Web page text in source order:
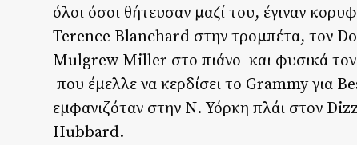
όλοι όσοι θήτευσαν μαζί του, έγιναν
Terence Blanchard στην τρομπέτα, τον
Mulgrew Miller στο πιάνο και φυσικά
που έμελλε να κερδίσει το Grammy
εμφανιζόταν στην Ν. Υόρκη πλάι στον
Hubbard.